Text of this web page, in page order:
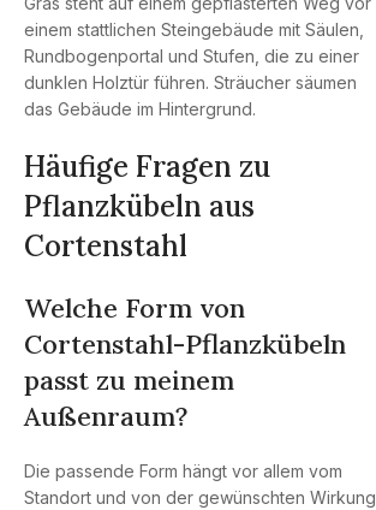
Häufige Fragen zu
Pflanzkübeln aus
Cortenstahl
Welche Form von
Cortenstahl-Pflanzkübeln
passt zu meinem
Außenraum?
Die passende Form hängt vor allem vom
Standort und von der gewünschten Wirkung